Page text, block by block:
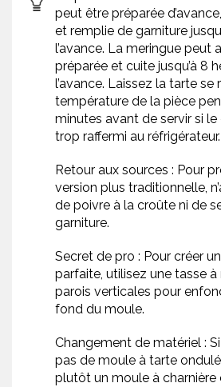
peut être préparée
et remplie de garniture
l’avance. La meringue peut
préparée et cuite jusqu’à 8
l’avance. Laissez la tarte se
température de la pièce
minutes avant de servir si le
trop raffermi au réfrigérateur.
Retour aux sources : Pour
version plus traditionnelle,
de poivre à la croûte ni de
garniture.
Secret de pro : Pour créer
parfaite, utilisez une tasse à
parois verticales pour
fond du moule.
Changement de matériel : Si
pas de moule à tarte
plutôt un moule à charnière